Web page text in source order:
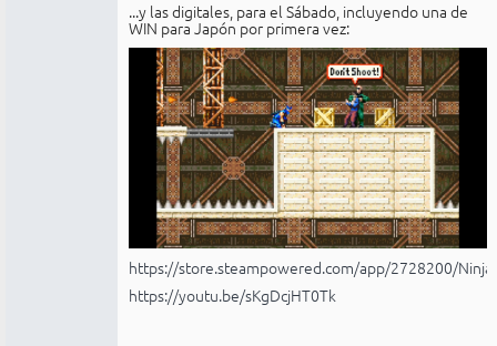
...y las digitales, para el Sábado, incluyendo una de
WIN para Japón por primera vez:
https://store.steampowered.com/app/2728200/
https://youtu.be/sKgDcjHT0Tk